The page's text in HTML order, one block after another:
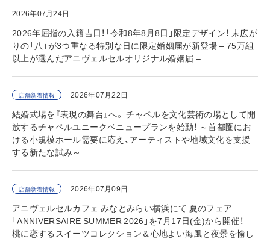
2026年07月24日
2026年屈指の入籍吉日！「令和8年8月8日」限定デザイン！ 末広が
りの「八」が3つ重なる特別な日に限定婚姻届が新登場 – 75万組
以上が選んだアニヴェルセルオリジナル婚姻届 –
店舗新着情報 2026年07月22日
結婚式場を『表現の舞台』へ。 チャペルを文化芸術の場として開
放するチャペルユニークベニュープランを始動！ ～首都圏にお
ける小規模ホール需要に応え、アーティストや地域文化を支援
する新たな試み～
店舗新着情報 2026年07月09日
アニヴェルセルカフェ みなとみらい横浜にて 夏のフェア
「ANNIVERSAIRE SUMMER 2026」を7月17日(金)から開催！ –
桃に恋するスイーツコレクション＆心地よい海風と夜景を愉し